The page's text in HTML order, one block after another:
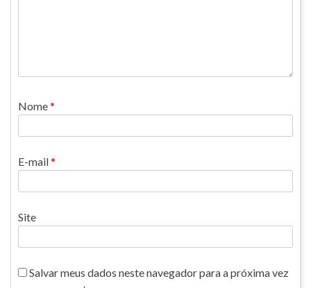
Nome*
E-mail*
Site
Salvar meus dados neste navegador para a próxima vez